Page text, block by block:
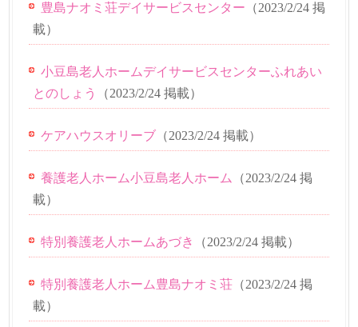
豊島ナオミ荘デイサービスセンター （2023/2/24 掲
載）
小豆島老人ホームデイサービスセンターふれあい
とのしょう
（2023/2/24 掲載）
ケアハウスオリーブ （2023/2/24 掲載）
養護老人ホーム小豆島老人ホーム （2023/2/24 掲
載）
特別養護老人ホームあづき （2023/2/24 掲載）
特別養護老人ホーム豊島ナオミ荘 （2023/2/24 掲
載）